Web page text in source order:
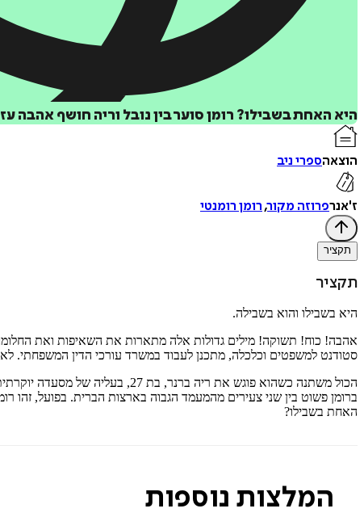
היא האחת בשבילו? רומן סוער בין נובל וריה חושף אהבה
הוצאהספרי ניב
ז'אנרפרוזה מקור, רומן רומנטי
תקציר
תקציר
היא בשבילו והוא בשבילה.
סטודנט למשפטים וכלכלה, מתכנן לעבוד במשרד עורכי הדין המשפחתי.
הכול משתנה כשהוא פוגש את ריה
ברומן פשוט בין שני צעירים מהמעמד הגבוה בארצות הברית. בפועל,
האחת בשבילו?
המלצות נוספות